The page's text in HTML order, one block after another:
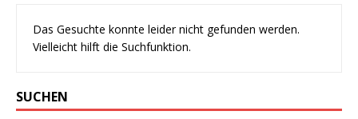
Das Gesuchte konnte leider nicht gefunden werden.
Vielleicht hilft die Suchfunktion.
SUCHEN